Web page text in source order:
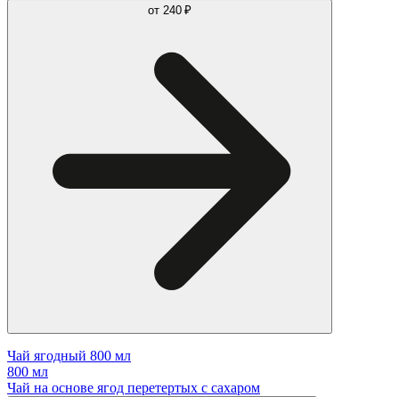
от 240 ₽
Чай ягодный 800 мл
800 мл
Чай на основе ягод перетертых с сахаром